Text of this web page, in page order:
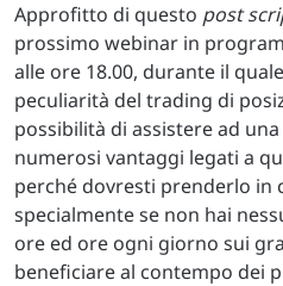
Approfitto di questo post
prossimo webinar in
alle ore 18.00, durante il
peculiarità del trading di
possibilità di assistere ad
numerosi vantaggi legati a
perché dovresti prenderlo in
specialmente se non hai
ore ed ore ogni giorno sui
beneficiare al contempo dei